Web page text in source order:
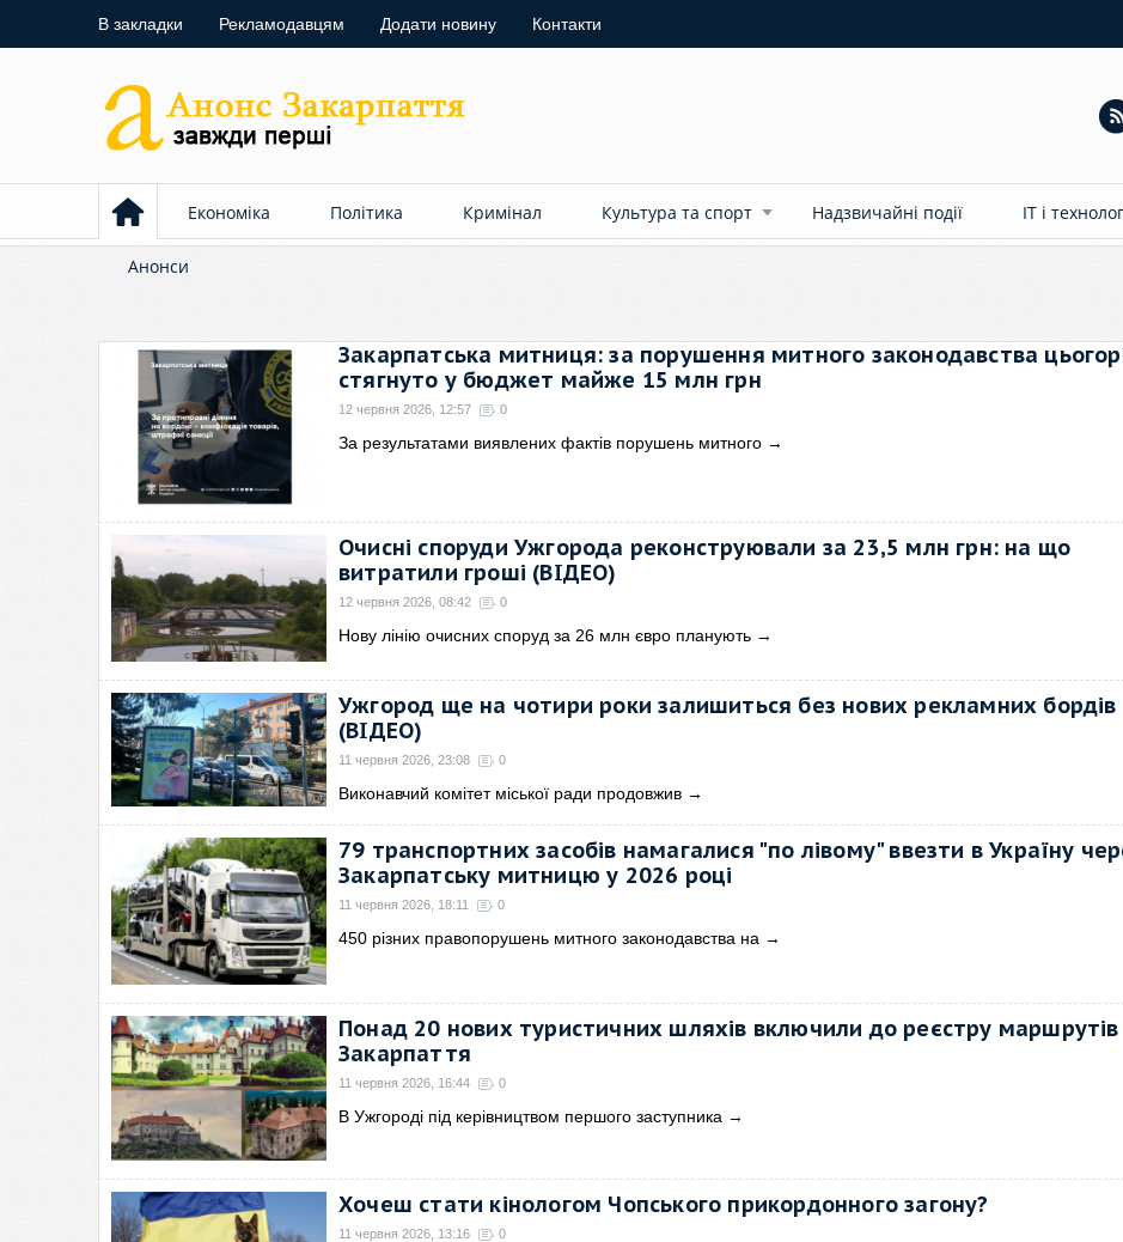
В закладки Рекламодавцям Додати новину Контакти
Економіка Політика Кримінал Культура та спорт Надзвичайні події ІТ і
Анонси
Закарпатська митниця: за порушення митного законодавства
стягнуто у бюджет майже 15 млн грн
12 червня 2026, 12:57 0
За результатами виявлених фактів порушень митного →
Очисні споруди Ужгорода реконструювали за 23,5 млн грн: на що
витратили гроші (ВІДЕО)
12 червня 2026, 08:42 0
Нову лінію очисних споруд за 26 млн євро планують →
Ужгород ще на чотири роки залишиться без нових рекламних бордів
(ВІДЕО)
11 червня 2026, 23:08 0
Виконавчий комітет міської ради продовжив →
79 транспортних засобів намагалися "по лівому" ввезти в Україну
Закарпатську митницю у 2026 році
11 червня 2026, 18:11 0
450 різних правопорушень митного законодавства на →
Понад 20 нових туристичних шляхів включили до реєстру маршрутів
Закарпаття
11 червня 2026, 16:44 0
В Ужгороді під керівництвом першого заступника →
Хочеш стати кінологом Чопського прикордонного загону?
11 червня 2026, 13:16 0